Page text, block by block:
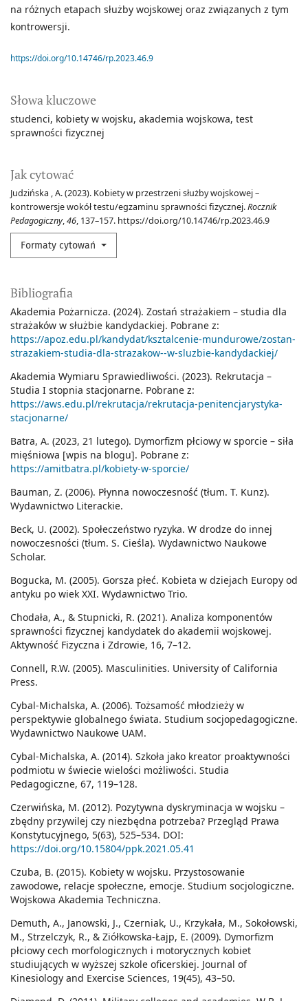
Słowa kluczowe
studenci kobiety w wojsku akademia wojskowa test
sprawności fizycznej
Jak cytować
Judzińska , A. (2023). Kobiety w przestrzeni służby wojskowej –
kontrowersje wokół testu/egzaminu sprawności fizycznej.Rocznik
Pedagogiczny,46, 137–157. https://doi.org/10.14746/rp.2023.46.9
Formaty cytowań
na różnych etapach służby wojskowej oraz związanych z tym
kontrowersji.
https://doi.org/10.14746/rp.2023.46.9
Bibliografia
Akademia Pożarnicza. (2024). Zostań strażakiem – studia dla
strażaków w służbie kandydackiej. Pobrane z:
https://apoz.edu.pl/kandydat/ksztalcenie-mundurowe/zostan-
strazakiem-studia-dla-strazakow--w-sluzbie-kandydackiej/
Akademia Wymiaru Sprawiedliwości. (2023). Rekrutacja –
Studia I stopnia stacjonarne. Pobrane z:
https://aws.edu.pl/rekrutacja/rekrutacja-penitencjarystyka-
stacjonarne/
Batra, A. (2023, 21 lutego). Dymorfizm płciowy w sporcie – siła
mięśniowa [wpis na blogu]. Pobrane z:
https://amitbatra.pl/kobiety-w-sporcie/
Bauman, Z. (2006). Płynna nowoczesność (tłum. T. Kunz).
Wydawnictwo Literackie.
Beck, U. (2002). Społeczeństwo ryzyka. W drodze do innej
nowoczesności (tłum. S. Cieśla). Wydawnictwo Naukowe
Scholar.
Bogucka, M. (2005). Gorsza płeć. Kobieta w dziejach Europy od
antyku po wiek XXI. Wydawnictwo Trio.
Chodała, A., & Stupnicki, R. (2021). Analiza komponentów
sprawności fizycznej kandydatek do akademii wojskowej.
Aktywność Fizyczna i Zdrowie, 16, 7–12.
Connell, R.W. (2005). Masculinities. University of California
Press.
Cybal-Michalska, A. (2006). Tożsamość młodzieży w
perspektywie globalnego świata. Studium socjopedagogiczne.
Wydawnictwo Naukowe UAM.
Cybal-Michalska, A. (2014). Szkoła jako kreator proaktywności
podmiotu w świecie wielości możliwości. Studia
Pedagogiczne, 67, 119–128.
Czerwińska, M. (2012). Pozytywna dyskryminacja w wojsku –
zbędny przywilej czy niezbędna potrzeba? Przegląd Prawa
Konstytucyjnego, 5(63), 525–534. DOI:
https://doi.org/10.15804/ppk.2021.05.41
Czuba, B. (2015). Kobiety w wojsku. Przystosowanie
zawodowe, relacje społeczne, emocje. Studium socjologiczne.
Wojskowa Akademia Techniczna.
Demuth, A., Janowski, J., Czerniak, U., Krzykała, M., Sokołowski,
M., Strzelczyk, R., & Ziółkowska-Łajp, E. (2009). Dymorfizm
płciowy cech morfologicznych i motorycznych kobiet
studiujących w wyższej szkole oficerskiej. Journal of
Kinesiology and Exercise Sciences, 19(45), 43–50.